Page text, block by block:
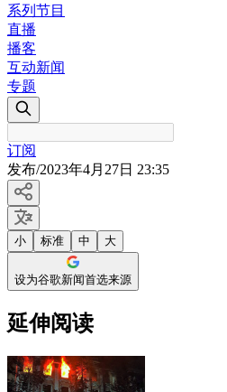
系列节目
直播
播客
互动新闻
专题
订阅
发布/2023年4月27日 23:35
小 标准 中 大
设为谷歌新闻首选来源
延伸阅读